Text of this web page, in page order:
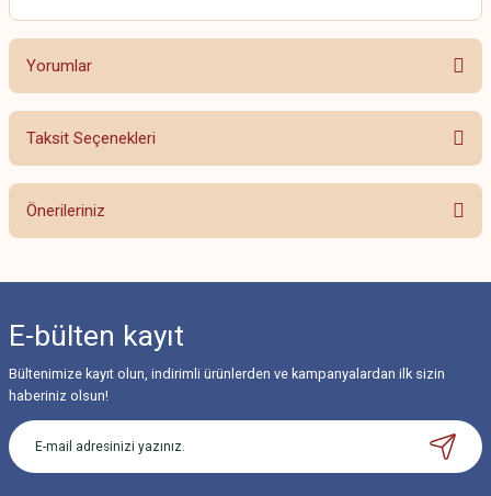
Yorumlar
Bu ürüne ilk yorumu siz yapın!
Taksit Seçenekleri
Önerileriniz
Görüş ve önerileriniz için teşekkür ederiz.
Ürün resmi kalitesiz, bozuk veya görüntülenemiyor.
Ürün açıklamasında eksik bilgiler bulunuyor.
Ürün bilgilerinde hatalar bulunuyor.
E-bülten kayıt
Bültenimize kayıt olun, indirimli ürünlerden ve kampanyalardan ilk sizin
haberiniz olsun!